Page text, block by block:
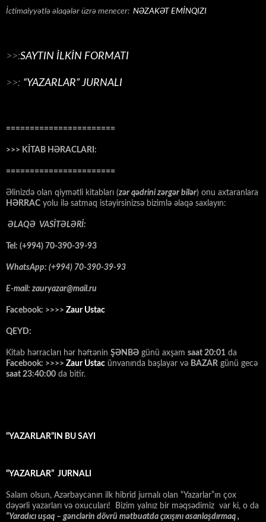
İctimaiyyətlə əlaqələr üzrə menecer: NƏZAKƏT EMİNQIZI
>>:SAYTIN İLKİN FORMATI
>>: “YAZARLAR” JURNALI
=======================
>>> KİTAB HƏRACLARI:
=======================
Əlinizdə olan qiymətli kitabları (zər qədrini zərgər bilər) onu axtaranlara
HƏRRAC yolu ilə satmaq istəyirsinizsə bizimlə əlaqə saxlayın:
ƏLAQƏ VASİTƏLƏRİ:
Tel: (+994) 70-390-39-93
WhatsApp: (+994) 70-390-39-93
E-mail: zauryazar@mail.ru
Facebook: >>>> Zaur Ustac
QEYD:
Kitab hərracları hər həftənin ŞƏNBƏ günü axşam saat 20:01 da
Facebook: >>>> Zaur Ustac ünvanında başlayar və BAZAR günü gecə
saat 23:40:00 da bitir.
“YAZARLAR”IN BU SAYI
“YAZARLAR” JURNALI
Salam olsun, Azərbaycanın ilk hibrid jurnalı olan “Yazarlar”ın çox
dəyərli yazarları və oxucuları! Bizim yalnız bir məqsədimiz var ki, o da
“Yaradıcı uşaq – gәnclәrin dövrü mәtbuatda çıxışını asanlaşdırmaq ,